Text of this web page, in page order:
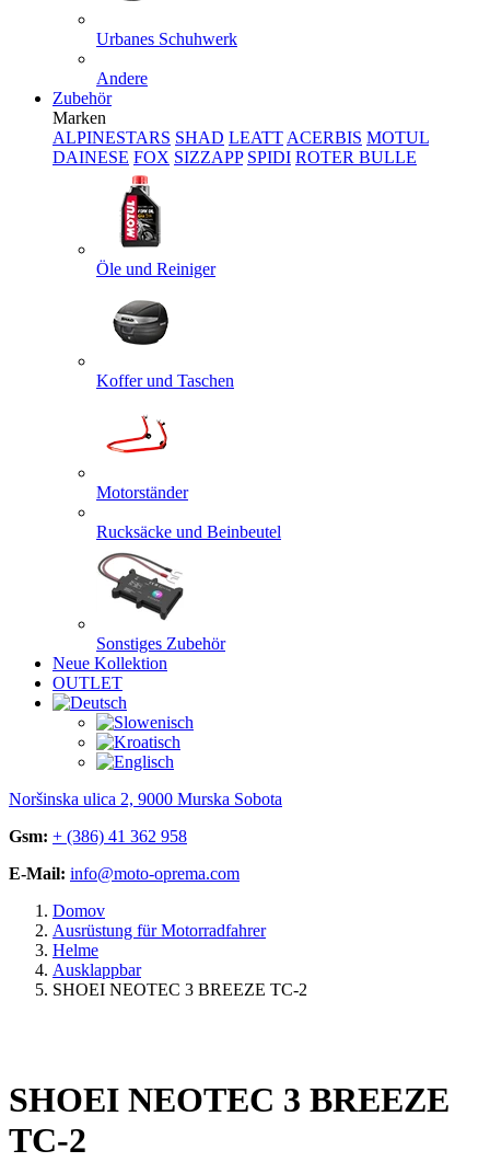
Urbanes Schuhwerk
Andere
Zubehör
Marken
ALPINESTARS SHAD LEATT ACERBIS MOTUL
DAINESE FOX SIZZAPP SPIDI ROTER BULLE
Öle und Reiniger
Koffer und Taschen
Motorständer
Rucksäcke und Beinbeutel
Sonstiges Zubehör
Neue Kollektion
OUTLET
Noršinska ulica 2, 9000 Murska Sobota
Gsm: + (386) 41 362 958
E-Mail: info@moto-oprema.com
Domov
Ausrüstung für Motorradfahrer
Helme
Ausklappbar
SHOEI NEOTEC 3 BREEZE TC-2
SHOEI NEOTEC 3 BREEZE
TC-2